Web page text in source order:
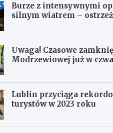
Burze z intensywnymi
silnym wiatrem –
Uwaga! Czasowe
Modrzewiowej już w
Lublin przyciąga
turystów w 2023 roku